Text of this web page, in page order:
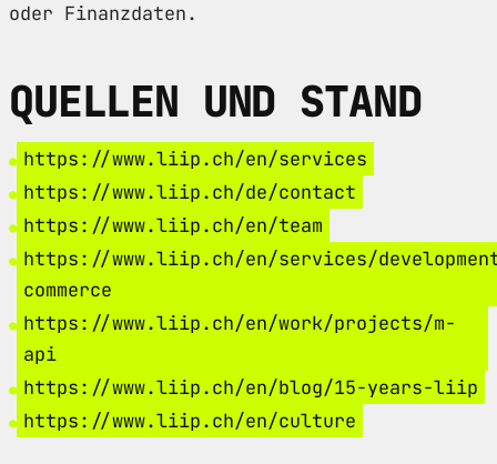
oder Finanzdaten.
QUELLEN UND STAND
https://www.liip.ch/en/services
https://www.liip.ch/de/contact
https://www.liip.ch/en/team
https://www.liip.ch/en/services/
commerce
https://www.liip.ch/en/work/projects/m-
api
https://www.liip.ch/en/blog/15-years-liip
https://www.liip.ch/en/culture